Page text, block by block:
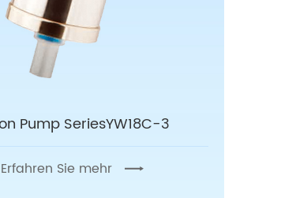
Pump SeriesYW18C-3
Erfahren Sie mehr